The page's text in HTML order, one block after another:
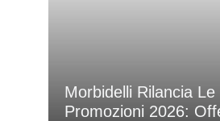
Morbidelli Rilancia Le
Promozioni 2026: